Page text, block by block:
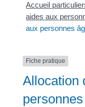
Accueil
aides aux
aux personnes
Fiche pratique
Allocation